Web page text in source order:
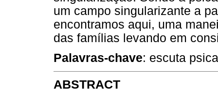
um campo singularizante a
encontramos aqui, uma
das famílias levando em
Palavras-chave: escuta
ABSTRACT